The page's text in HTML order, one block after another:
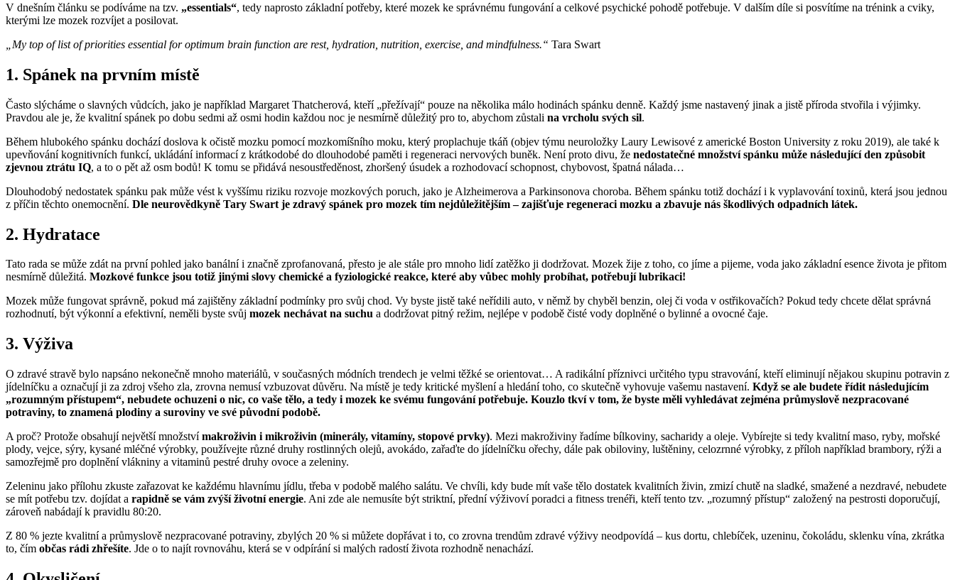
V dnešním článku se podíváme na tzv. „essentials“, tedy naprosto základní potřeby, které mozek ke správnému fungování a celkové psychické pohodě potřebuje. V dalším díle si posvítíme na trénink a cviky,
kterými lze mozek rozvíjet a posilovat.
„My top of list of priorities essential for optimum brain function are rest, hydration, nutrition, exercise, and mindfulness.“ Tara Swart
1. Spánek na prvním místě
Často slýcháme o slavných vůdcích, jako je například Margaret Thatcherová, kteří „přežívají“ pouze na několika málo hodinách spánku denně. Každý jsme nastavený jinak a jistě příroda stvořila i výjimky.
Pravdou ale je, že kvalitní spánek po dobu sedmi až osmi hodin každou noc je nesmírně důležitý pro to, abychom zůstali na vrcholu svých sil.
Během hlubokého spánku dochází doslova k očistě mozku pomocí mozkomíšního moku, který proplachuje tkáň (objev týmu neuroložky Laury Lewisové z americké Boston University z roku 2019), ale také k
upevňování kognitivních funkcí, ukládání informací z krátkodobé do dlouhodobé paměti i regeneraci nervových buněk. Není proto divu, že nedostatečné množství spánku může následující den způsobit
zjevnou ztrátu IQ, a to o pět až osm bodů! K tomu se přidává nesoustředěnost, zhoršený úsudek a rozhodovací schopnost, chybovost, špatná nálada…
Dlouhodobý nedostatek spánku pak může vést k vyššímu riziku rozvoje mozkových poruch, jako je Alzheimerova a Parkinsonova choroba. Během spánku totiž dochází i k vyplavování toxinů, která jsou jednou
z příčin těchto onemocnění. Dle neurovědkyně Tary Swart je zdravý spánek pro mozek tím nejdůležitějším – zajišťuje regeneraci mozku a zbavuje nás škodlivých odpadních látek.
2. Hydratace
Tato rada se může zdát na první pohled jako banální i značně zprofanovaná, přesto je ale stále pro mnoho lidí zatěžko ji dodržovat. Mozek žije z toho, co jíme a pijeme, voda jako základní esence života je přitom
nesmírně důležitá. Mozkové funkce jsou totiž jinými slovy chemické a fyziologické reakce, které aby vůbec mohly probíhat, potřebují lubrikaci!
Mozek může fungovat správně, pokud má zajištěny základní podmínky pro svůj chod. Vy byste jistě také neřídili auto, v němž by chyběl benzin, olej či voda v ostřikovačích? Pokud tedy chcete dělat správná
rozhodnutí, být výkonní a efektivní, neměli byste svůj mozek nechávat na suchu a dodržovat pitný režim, nejlépe v podobě čisté vody doplněné o bylinné a ovocné čaje.
3. Výživa
O zdravé stravě bylo napsáno nekonečně mnoho materiálů, v současných módních trendech je velmi těžké se orientovat… A radikální příznivci určitého typu stravování, kteří eliminují nějakou skupinu potravin z
jídelníčku a označují ji za zdroj všeho zla, zrovna nemusí vzbuzovat důvěru. Na místě je tedy kritické myšlení a hledání toho, co skutečně vyhovuje vašemu nastavení. Když se ale budete řídit následujícím
„rozumným přístupem“, nebudete ochuzeni o nic, co vaše tělo, a tedy i mozek ke svému fungování potřebuje. Kouzlo tkví v tom, že byste měli vyhledávat zejména průmyslově nezpracované
potraviny, to znamená plodiny a suroviny ve své původní podobě.
A proč? Protože obsahují největší množstvímakroživin i mikroživin (minerály, vitamíny, stopové prvky). Mezi makroživiny řadíme bílkoviny, sacharidy a oleje. Vybírejte si tedy kvalitní maso, ryby, mořské
plody, vejce, sýry, kysané mléčné výrobky, používejte různé druhy rostlinných olejů, avokádo, zařaďte do jídelníčku ořechy, dále pak obiloviny, luštěniny, celozrnné výrobky, z příloh například brambory, rýži a
samozřejmě pro doplnění vlákniny a vitaminů pestré druhy ovoce a zeleniny.
Zeleninu jako přílohu zkuste zařazovat ke každému hlavnímu jídlu, třeba v podobě malého salátu. Ve chvíli, kdy bude mít vaše tělo dostatek kvalitních živin, zmizí chutě na sladké, smažené a nezdravé, nebudete
se mít potřebu tzv. dojídat a rapidně se vám zvýší životní energie. Ani zde ale nemusíte být striktní, přední výživoví poradci a fitness trenéři, kteří tento tzv. „rozumný přístup“ založený na pestrosti doporučují,
zároveň nabádají k pravidlu 80:20.
Z 80 % jezte kvalitní a průmyslově nezpracované potraviny, zbylých 20 % si můžete dopřávat i to, co zrovna trendům zdravé výživy neodpovídá – kus dortu, chlebíček, uzeninu, čokoládu, sklenku vína, zkrátka
to, čím občas rádi zhřešíte. Jde o to najít rovnováhu, která se v odpírání si malých radostí života rozhodně nenachází.